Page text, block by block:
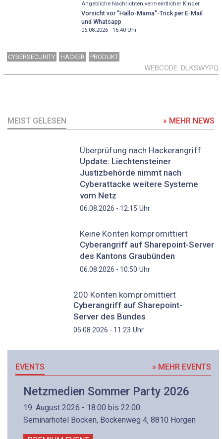
Angebliche Nachrichten vermeintlicher Kinder
Vorsicht vor "Hallo-Mama"-Trick per E-Mail
und Whatsapp
06.08.2026 - 16:40Uhr
CYBERSECURITY HACKER PRODUKT
WEBCODE DLKSWYPQ
MEIST GELESEN » MEHR NEWS
Überprüfung nach Hackerangriff
Update: Liechtensteiner
Justizbehörde nimmt nach
Cyberattacke weitere Systeme
vom Netz
06.08.2026 - 12:15 Uhr
Keine Konten kompromittiert
Cyberangriff auf Sharepoint-Server
des Kantons Graubünden
06.08.2026 - 10:50 Uhr
200 Konten kompromittiert
Cyberangriff auf Sharepoint-
Server des Bundes
05.08.2026 - 11:23 Uhr
EVENTS » MEHR EVENTS
Netzmedien Sommer Party 2026
19. August 2026 - 18:00 bis 22:00
Seminarhotel Bocken, Bockenweg 4, 8810 Horgen